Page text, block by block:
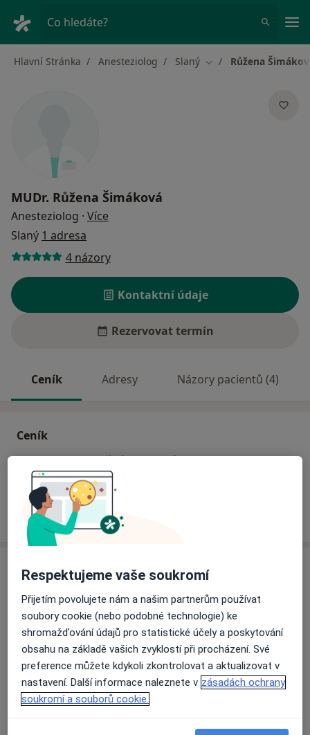
Co hledáte?
Hlavní Stránka Anesteziolog Slaný Změna města
Růžena
MUDr. Růžena Šimáková
Anesteziolog · Více
Slaný 1 adresa
4 názory
Kontaktní údaje
Rezervovat termín
Ceník Adresy Názory pacientů (4)
Ceník
Informace o službách a cenách nejsou k dispozici
Tento specialista ještě nepřidával žádné informace o
svých službách.
Adresa
Nemocnice Slaný
Politických vězňů 576, Slaný274 01
Přiblížit mapuse otevře v nové záložce
Dostupnost
Na této adrese online kalendář není aktivní
Respektujeme vaše soukromí
Přijetím povolujete nám a našim partnerům používat
soubory cookie (nebo podobné technologie) ke
shromažďování údajů pro statistické účely a poskytování
obsahu na základě vašich zvyklostí při procházení. Své
preference můžete kdykoli zkontrolovat a aktualizovat v
nastavení. Další informace naleznete v zásadách ochrany
soukromí a souborů cookie.